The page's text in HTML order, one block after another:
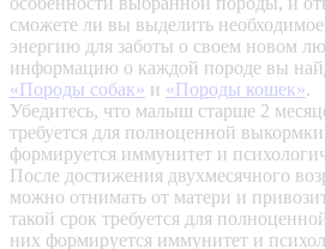
сможете ли вы выделить
энергию для заботы о своем новом
информацию о каждой породе вы
«Породы собак» и «Породы кошек».
Убедитесь, что малыш старше 2
требуется для полноценной
формируется иммунитет и
После достижения двухмесячного
можно отнимать от матери и
такой срок требуется для
них формируется иммунитет и